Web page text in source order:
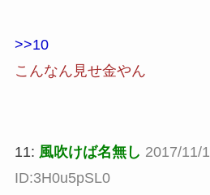
>>10
こんなん見せ金やん
11: 風吹けば名無し 2017/11/
ID:3H0u5pSL0